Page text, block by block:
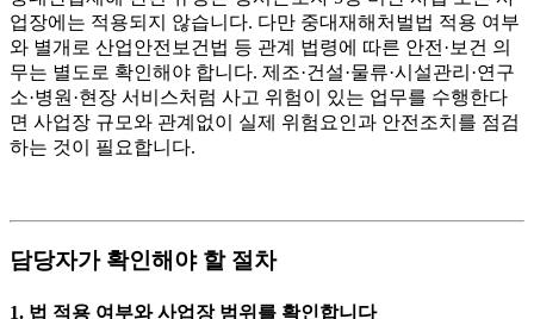
업장에는 적용되지 않습니다. 다만 중대재해처벌법 적용 여부
와 별개로 산업안전보건법 등 관계 법령에 따른 안전·보건 의
무는 별도로 확인해야 합니다. 제조·건설·물류·시설관리·연구
소·병원·현장 서비스처럼 사고 위험이 있는 업무를 수행한다
면 사업장 규모와 관계없이 실제 위험요인과 안전조치를 점검
하는 것이 필요합니다.
담당자가 확인해야 할 절차
1. 법 적용 여부와 사업장 범위를 확인합니다